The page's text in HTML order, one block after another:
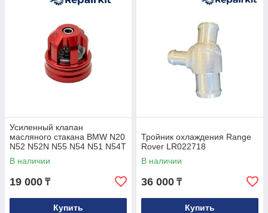
Усиленный клапан
масляного стакана BMW N20
N52 N52N N55 N54 N51 N54T
S55 N26 N53 OEM
11428683206
В наличии
19 000 ₸
Купить
Тройник охлаждения Range
Rover LR022718
В наличии
36 000 ₸
Купить